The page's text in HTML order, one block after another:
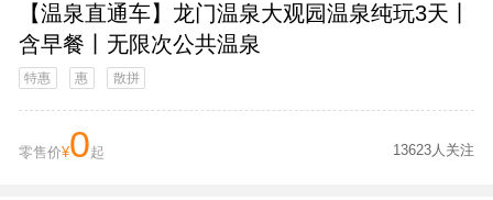
【温泉直通车】龙门温泉大观园温泉纯玩3天丨
含早餐丨无限次公共温泉
特惠 惠 散拼
零售价¥0起 13623人关注